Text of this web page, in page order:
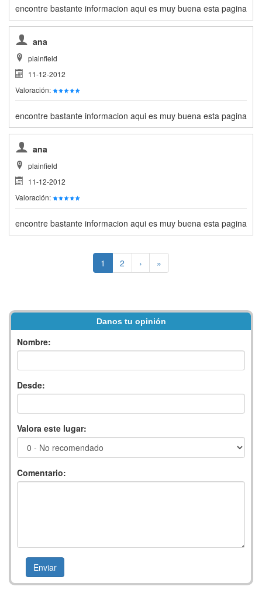
encontre bastante informacion aqui es muy buena esta pagina
ana
plainfield
11-12-2012
Valoración:
encontre bastante informacion aqui es muy buena esta pagina
ana
plainfield
11-12-2012
Valoración:
encontre bastante informacion aqui es muy buena esta pagina
1 2 › »
Danos tu opinión
Nombre:
Desde:
Valora este lugar:
Comentario: